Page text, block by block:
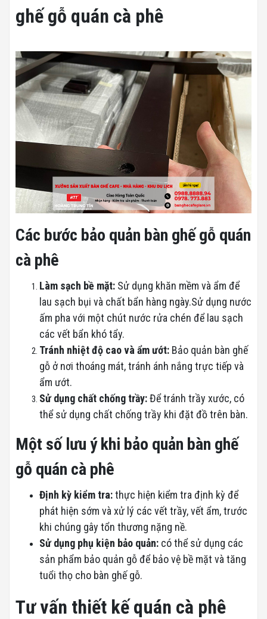
ghế gỗ quán cà phê
Các bước bảo quản bàn ghế gỗ quán
cà phê
Làm sạch bề mặt: Sử dụng khăn mềm và ẩm để
lau sạch bụi và chất bẩn hàng ngày.Sử dụng nước
ấm pha với một chút nước rửa chén để lau sạch
các vết bẩn khó tẩy.
Tránh nhiệt độ cao và ẩm ướt: Bảo quản bàn ghế
gỗ ở nơi thoáng mát, tránh ánh nắng trực tiếp và
ẩm ướt.
Sử dụng chất chống trầy:Để tránh trầy xước, có
thể sử dụng chất chống trầy khi đặt đồ trên bàn.
Một số lưu ý khi bảo quản bàn ghế
gỗ quán cà phê
Định kỳ kiểm tra:thực hiện kiểm tra định kỳ để
phát hiện sớm và xử lý các vết trầy, vết ẩm, trước
khi chúng gây tổn thương nặng nề.
Sử dụng phụ kiện bảo quản: có thể sử dụng các
sản phẩm bảo quản gỗ để bảo vệ bề mặt và tăng
tuổi thọ cho bàn ghế gỗ.
Tư vấn thiết kế quán cà phê